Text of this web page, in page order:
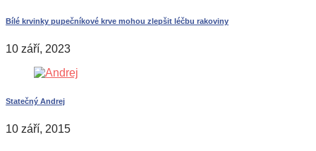
Bílé krvinky pupečníkové krve mohou zlepšit léčbu rakoviny
10 září, 2023
Statečný Andrej
10 září, 2015